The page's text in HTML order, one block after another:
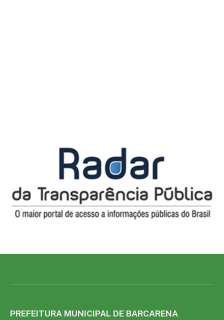
PREFEITURA MUNICIPAL DE BARCARENA